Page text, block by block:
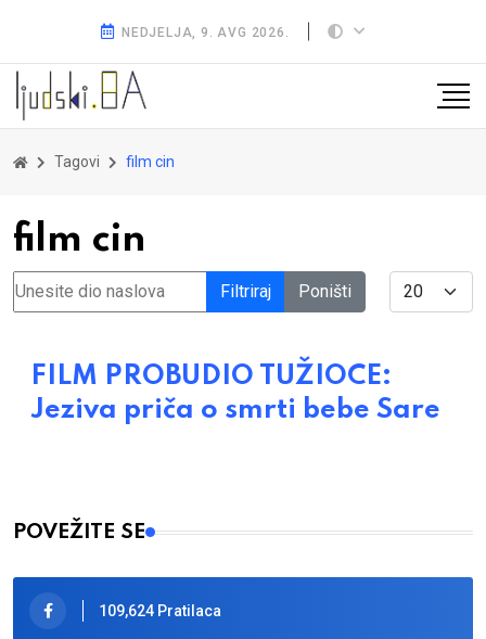
NEDJELJA, 9. AVG 2026.
Tagovi film cin
film cin
Unesite dio naslova Filtriraj Poništi Display #
FILM PROBUDIO TUŽIOCE:
Jeziva priča o smrti bebe Sare
POVEŽITE SE
109,624 Pratilaca